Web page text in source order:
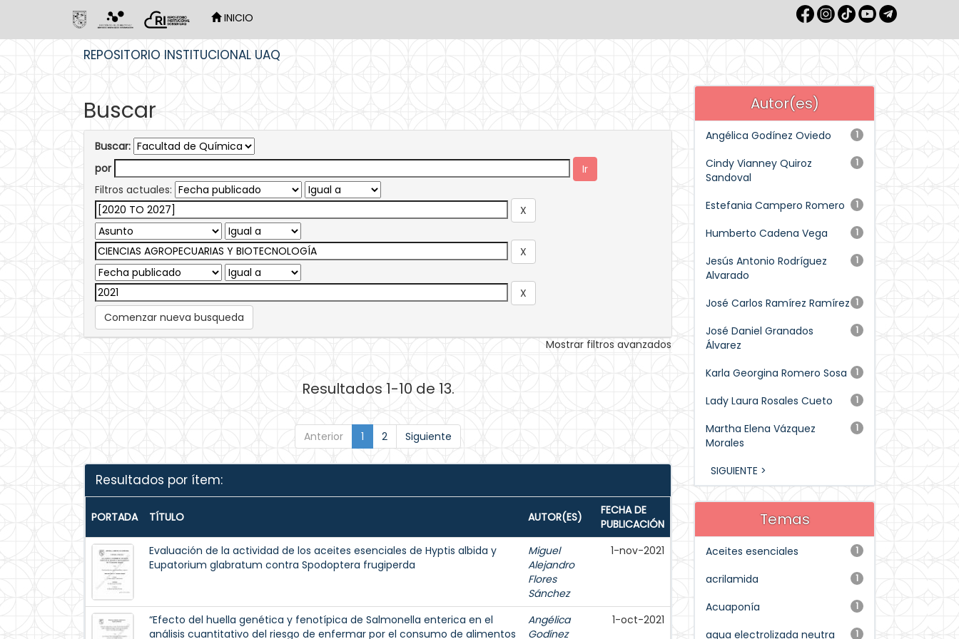
INICIO
REPOSITORIO INSTITUCIONAL UAQ
Buscar
Buscar:
por
Filtros actuales:
Comenzar nueva busqueda
Mostrar filtros avanzados
Resultados 1-10 de 13.
Anterior 1 2 Siguiente
Resultados por ítem:
PORTADA TÍTULO AUTOR(ES)
FECHA DE
PUBLICACIÓN
Evaluación de la actividad de los aceites esenciales de Hyptis albida y
Eupatorium glabratum contra Spodoptera frugiperda
Miguel
Alejandro
Flores
Sánchez
1-nov-2021
“Efecto del huella genética y fenotípica de Salmonella enterica en el
análisis cuantitativo del riesgo de enfermar por el consumo de alimentos
Angélica
Godínez
1-oct-2021
Autor(es)
1
Angélica Godínez Oviedo
1
Cindy Vianney Quiroz
Sandoval
1
Estefania Campero Romero
1
Humberto Cadena Vega
1
Jesús Antonio Rodríguez
Alvarado
1
José Carlos Ramírez Ramírez
1
José Daniel Granados
Álvarez
1
Karla Georgina Romero Sosa
1
Lady Laura Rosales Cueto
1
Martha Elena Vázquez
Morales
SIGUIENTE >
Temas
1
Aceites esenciales
1
acrilamida
1
Acuaponía
1
agua electrolizada neutra